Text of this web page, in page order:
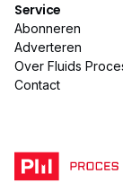
Service
Abonneren
Adverteren
Over Fluids
Contact